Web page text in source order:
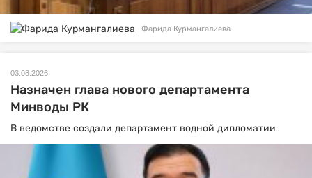
Фарида Курмангалиева
03.08.2026
Назначен глава нового департамента
Минводы РК
В ведомстве создали департамент водной дипломатии.